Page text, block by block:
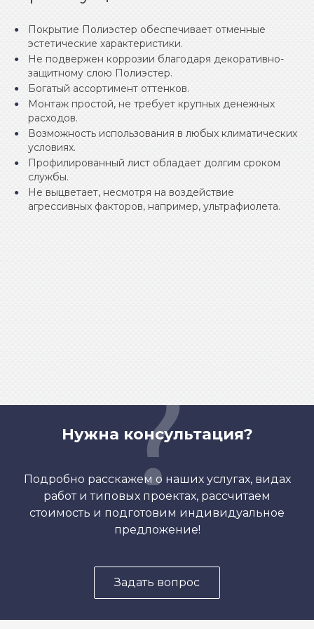
Покрытие Полиэстер обеспечивает отменные
эстетические характеристики.
Не подвержен коррозии благодаря декоративно-
защитному слою Полиэстер.
Богатый ассортимент оттенков.
Монтаж простой, не требует крупных денежных
расходов.
Возможность использования в любых климатических
условиях.
Профилированный лист обладает долгим сроком
службы.
Не выцветает, несмотря на воздействие
агрессивных факторов, например, ультрафиолета.
Нужна консультация?
Подробно расскажем о наших услугах, видах
работ и типовых проектах, рассчитаем
стоимость и подготовим индивидуальное
предложение!
Задать вопрос